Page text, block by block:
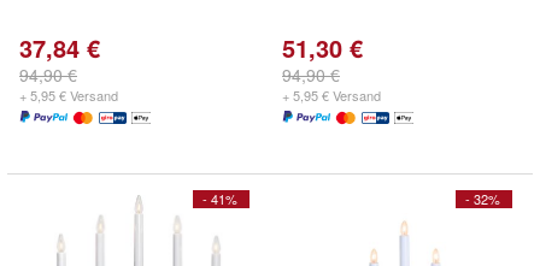
37,84 €
94,90 €
+ 5,95 € Versand
51,30 €
94,90 €
+ 5,95 € Versand
- 41% - 32%